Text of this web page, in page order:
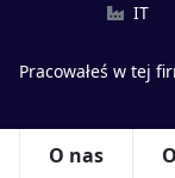
IT
Pracowałeś w tej
O nas